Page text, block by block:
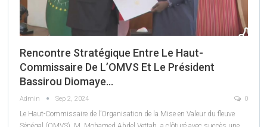
Rencontre Stratégique Entre Le Haut-
Commissaire De L’OMVS Et Le Président
Bassirou Diomaye…
Admin Sep 2, 2024 0
Le Haut-Commissaire de l’Organisation de la Mise en Valeur du fleuve